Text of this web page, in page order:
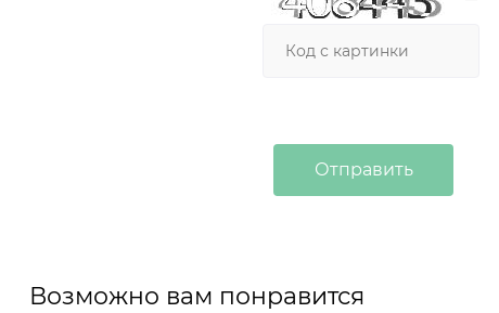
Возможно вам понравится